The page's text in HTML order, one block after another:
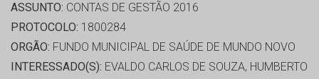
ASSUNTO: CONTAS DE GESTÃO 2016
PROTOCOLO: 1800284
ORGÃO: FUNDO MUNICIPAL DE SAÚDE DE MUNDO NOVO
INTERESSADO(S): EVALDO CARLOS DE SOUZA, HUMBERTO